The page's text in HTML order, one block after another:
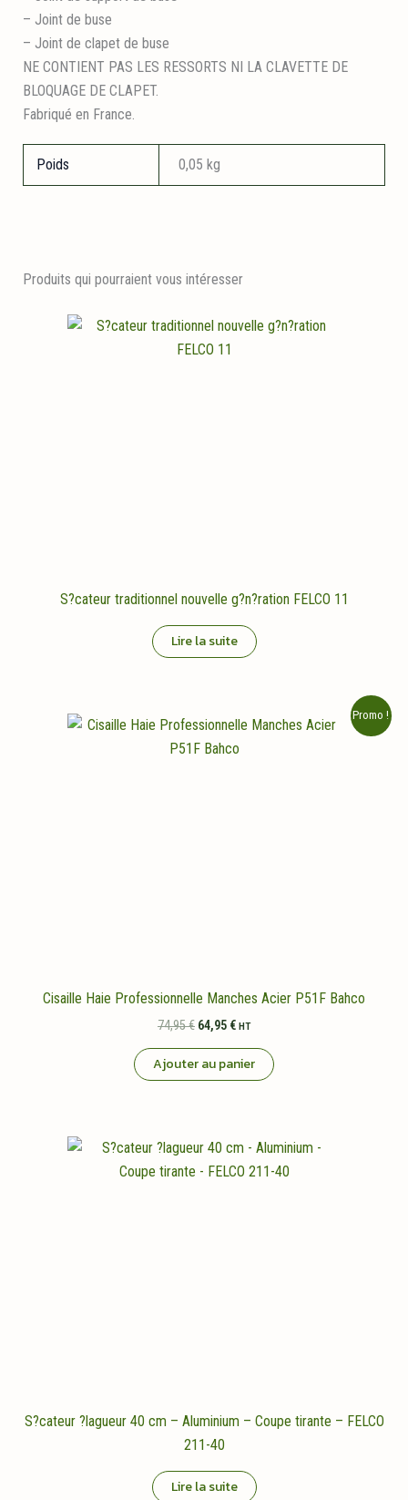
– Joint de buse
– Joint de clapet de buse
NE CONTIENT PAS LES RESSORTS NI LA CLAVETTE DE
BLOQUAGE DE CLAPET.
Fabriqué en France.
Poids 0,05 kg
Produits qui pourraient vous intéresser
S?cateur traditionnel nouvelle g?n?ration FELCO 11
Lire la suite
Promo !
Cisaille Haie Professionnelle Manches Acier P51F Bahco
74,95€ Le
était :
64,95 €Le
actuel
HT
Ajouter au panier
S?cateur ?lagueur 40 cm – Aluminium – Coupe tirante – FELCO
211-40
Lire la suite